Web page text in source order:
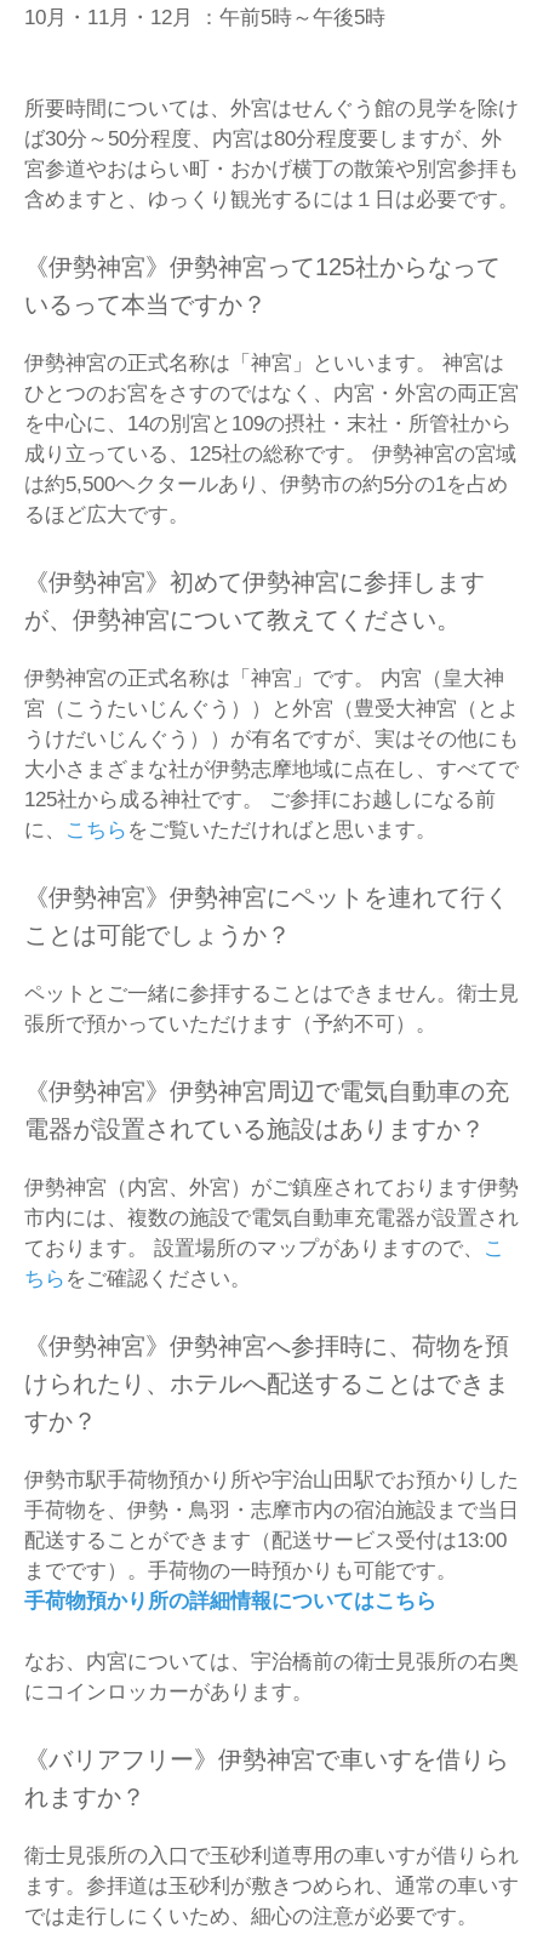
10月・11月・12月 ：午前5時～午後5時
所要時間については、外宮はせんぐう館の見学を除け
ば30分～50分程度、内宮は80分程度要しますが、外
宮参道やおはらい町・おかげ横丁の散策や別宮参拝も
含めますと、ゆっくり観光するには１日は必要です。
《伊勢神宮》伊勢神宮って125社からなって
いるって本当ですか？
伊勢神宮の正式名称は「神宮」といいます。 神宮は
ひとつのお宮をさすのではなく、内宮・外宮の両正宮
を中心に、14の別宮と109の摂社・末社・所管社から
成り立っている、125社の総称です。 伊勢神宮の宮域
は約5,500ヘクタールあり、伊勢市の約5分の1を占め
るほど広大です。
《伊勢神宮》初めて伊勢神宮に参拝します
が、伊勢神宮について教えてください。
伊勢神宮の正式名称は「神宮」です。 内宮（皇大神
宮（こうたいじんぐう））と外宮（豊受大神宮（とよ
うけだいじんぐう））が有名ですが、実はその他にも
大小さまざまな社が伊勢志摩地域に点在し、すべてで
125社から成る神社です。 ご参拝にお越しになる前
に、 こちら をご覧いただければと思います。
《伊勢神宮》伊勢神宮にペットを連れて行く
ことは可能でしょうか？
ペットとご一緒に参拝することはできません。衛士見
張所で預かっていただけます（予約不可）。
《伊勢神宮》伊勢神宮周辺で電気自動車の充
電器が設置されている施設はありますか？
伊勢神宮（内宮、外宮）がご鎮座されております伊勢
市内には、複数の施設で電気自動車充電器が設置され
ております。 設置場所のマップがありますので、 こ
ちら をご確認ください。
《伊勢神宮》伊勢神宮へ参拝時に、荷物を預
けられたり、ホテルへ配送することはできま
すか？
伊勢市駅手荷物預かり所や宇治山田駅でお預かりした
手荷物を、伊勢・鳥羽・志摩市内の宿泊施設まで当日
配送することができます（配送サービス受付は13:00
までです）。手荷物の一時預かりも可能です。
手荷物預かり所の詳細情報についてはこちら
なお、内宮については、宇治橋前の衛士見張所の右奥
にコインロッカーがあります。
《バリアフリー》伊勢神宮で車いすを借りら
れますか？
衛士見張所の入口で玉砂利道専用の車いすが借りられ
ます。参拝道は玉砂利が敷きつめられ、通常の車いす
では走行しにくいため、細心の注意が必要です。